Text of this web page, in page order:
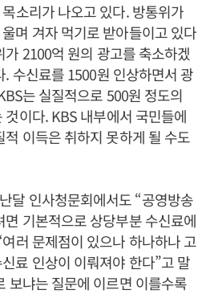
소리가 나오고 있다. 방통위가
며 겨자 먹기로 받아들이고 있다
2100억 원의 광고를 축소하겠
수신료를 1500원 인상하면서 광
는 실질적으로 500원 정도의
이다. KBS 내부에서 국민들에
이득은 취하지 못하게 될 수도
달 인사청문회에서도 “공영방송
기본적으로 상당부분 수신료에
러 문제점이 있으나 하나하나 고
료 인상이 이뤄져야 한다”고 말
보냐는 질문에 이르면 이를수록